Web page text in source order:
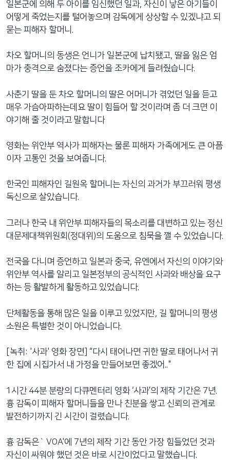
일본군에 의해 두 아이를 임신했던 일과, 자신이 낳은 아기들이
어떻게 죽었는지를 털어놓으며 감독에게 상상할 수 있겠냐고 되
묻는 피해자 할머니.
차오 할머니의 동생은 언니가 일본군에 납치됐고, 딸을 잃은 엄
마가 충격으로 숨졌다는 증언을 조카에게 들려줬습니다.
사춘기 딸을 둔 차오 할머니의 딸은 어머니가 겪었던 일을 듣고
매우 가슴아파하는데요 딸이 힘들어 할 것이라며 좀 더 크면 이
야기해 줄 것이라고 말합니다
영화는 위안부 역사가 피해자는 물론 피해자 가족에게도 큰 아픔
이자 고통인 것을 보여줍니다.
한국인 피해자인 길원옥 할머니는 자신의 과거가 부끄러워 평생
독신으로 살았습니다.
그러나 한국 내 위안부 피해자들의 목소리를 대변하고 있는 정신
대문제대책위원회(정대위)의 도움으로 침묵을 깰 수 있었습니다.
전국을 다니며 증언하고 일본과 중국, 유엔에서 자신의 이야기와
위안부 역사를 알리고 일본정부의 공식적인 사과와 배상을 요구
하는 등 활발하게 활동하고 있었습니다.
단체활동을 통해 많은 일을 이루고 있었지만, 길 할머니의 평생
소원은 특별한 것이 아니었습니다.
[녹취: '사과' 영화 장면] “다시 태어나면 귀한 딸로 태어나서 귀
한 집에 시집가서 내 가정을 만들어보면 좋겠어.."
1시간 44분 분량의 다큐멘터리 영화 ‘사과’의 제작 기간은 7년.
흉 감독이 피해자 할머니들을 만나 친분을 쌓고 신뢰의 관계로
발전하기까지 긴 시간이 걸렸습니다.
흉 감독은` VOA'에 7년의 제작 기간 동안 가장 힘들었던 것과
자신이 싸워야 했던 것은 바로 시간이었다고 말했습니다.